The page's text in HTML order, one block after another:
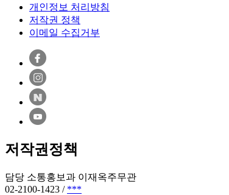
개인정보 처리방침
저작권 정책
이메일 수집거부
저작권정책
담당 소통홍보과 이재옥주무관
02-2100-1423 / ***